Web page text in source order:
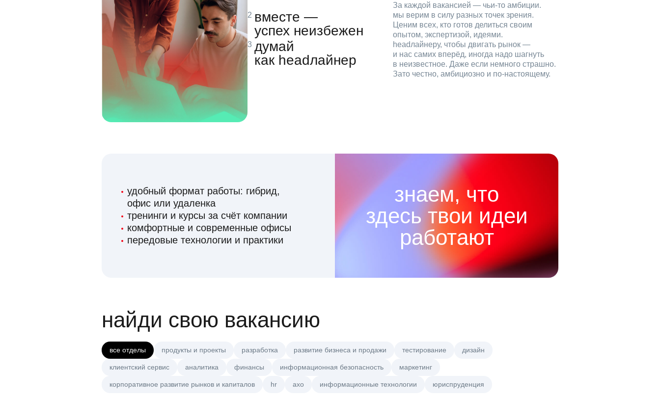
За каждой вакансией — чьи‑то амбиции.
вместе —
успех неизбежен
мы верим в силу разных точек зрения.
Ценим всех, кто готов делиться своим
опытом, экспертизой, идеями.
думай
как headлайнер
headлайнеру, чтобы двигать рынок —
и нас самих вперёд, иногда надо шагнуть
в неизвестное. Даже если немного страшно.
Зато честно, амбициозно и по‑настоящему.
удобный формат работы: гибрид,
офис или удаленка
тренинги и курсы за счёт компании
комфортные и современные офисы
передовые технологии и практики
знаем, что
здесь твои идеи
работают
найди свою вакансию
все отделы продукты и проекты разработка развитие бизнеса и продажи тестирование дизайн
клиентский сервис аналитика финансы информационная безопасность маркетинг
корпоративное развитие рынков и капиталов hr axo информационные технологии юриспруденция